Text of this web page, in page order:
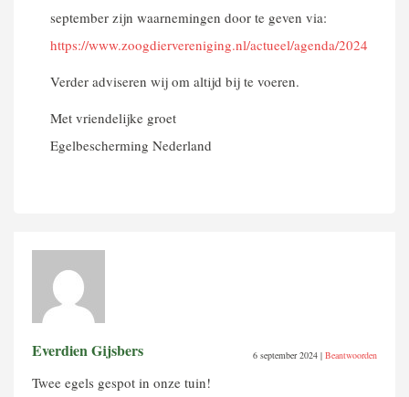
september zijn waarnemingen door te geven via:
https://www.zoogdiervereniging.nl/actueel/agenda/2024/
Verder adviseren wij om altijd bij te voeren.
Met vriendelijke groet
Egelbescherming Nederland
Everdien Gijsbers 6 september 2024 | Beantwoorden
Twee egels gespot in onze tuin!